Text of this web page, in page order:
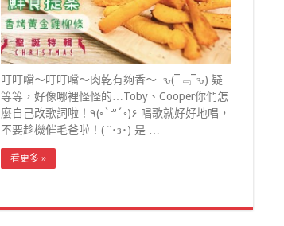
叮叮噹～叮叮噹～肉乾有夠香～ ԅ(¯﹃¯ԅ) 疑
等等，好像哪裡怪怪的…Toby、Cooper你們怎
麼自己改歌詞啦！٩(◦`꒳´◦)۶ 唱歌就好好地唱，
不要趁機催毛爸啦！( ˘･з･) 是 …
看更多 »